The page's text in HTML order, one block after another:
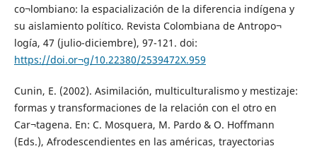
co¬lombiano: la espacialización de la diferencia indígena y
su aislamiento político. Revista Colombiana de Antropo¬
logía, 47 (julio-diciembre), 97-121. doi:
https://doi.or¬g/10.22380/2539472X.959
Cunin, E. (2002). Asimilación, multiculturalismo y mestizaje:
formas y transformaciones de la relación con el otro en
Car¬tagena. En: C. Mosquera, M. Pardo & O. Hoffmann
(Eds.), Afrodescendientes en las américas, trayectorias